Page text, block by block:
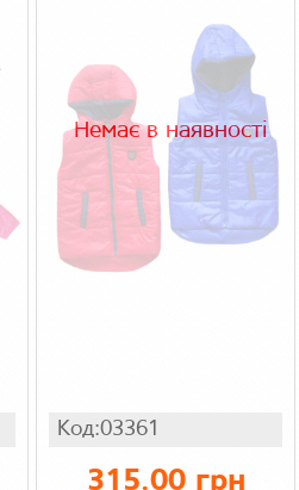
Немає в наявності
Код:03361
315.00 грн